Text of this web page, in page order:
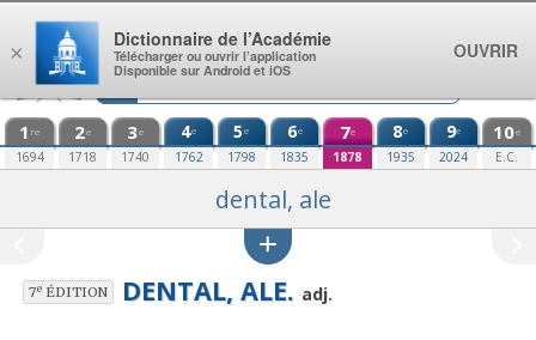
Aller au contenu
1 re
1694
2e
1718
3e
1740
4e
1762
5e
1798
6e
1835
7e
1878
8e
1935
9e
2024
10e
E.C.
dental, ale
7eÉDITION DENTAL, ALE. adj.
×
Dictionnaire de l’Académie
Télécharger ou ouvrir l’application
Disponible sur Android et iOS
OUVRIR